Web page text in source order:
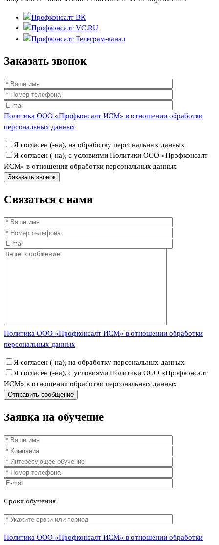
Заказать звонок
Политика ООО «Профконсалт ИСМ» в отношении обработки
персональных данных
Я согласен (-на), на обработку персональных данных
Я согласен (-на), с условиями Политики ООО «Профконсалт
ИСМ» в отношении обработки персональных данных
Связаться с нами
Политика ООО «Профконсалт ИСМ» в отношении обработки
персональных данных
Я согласен (-на), на обработку персональных данных
Я согласен (-на), с условиями Политики ООО «Профконсалт
ИСМ» в отношении обработки персональных данных
Заявка на обучение
Сроки обучения
Политика ООО «Профконсалт ИСМ» в отношении обработки